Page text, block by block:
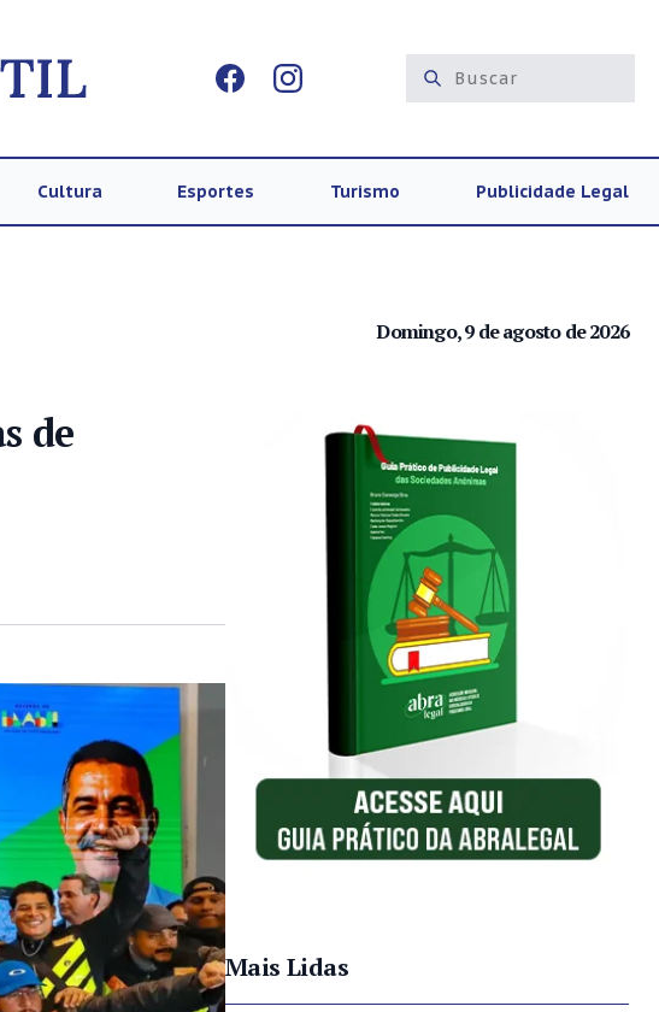
Cultura Esportes Turismo Publicidade Legal
Domingo, 9 de agosto de 2026
de
Mais Lidas